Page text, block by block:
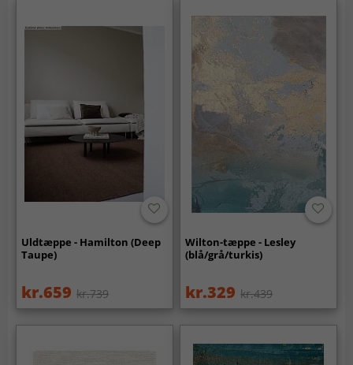
Uldtæppe - Hamilton (Deep
Taupe)
kr.659 kr.739
Wilton-tæppe - Lesley
(blå/grå/turkis)
kr.329 kr.439